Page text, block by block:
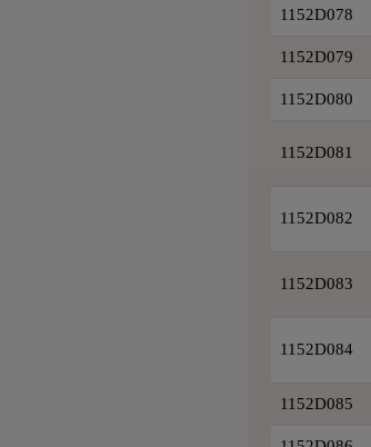
1152D078
1152D079
1152D080
1152D081
1152D082
1152D083
1152D084
1152D085